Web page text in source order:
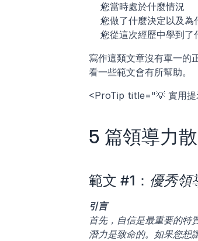
您當時處於什麼情況
您做了什麼決定以及為
您從這次經歷中學到了
寫作這類文章沒有單一的
看一些範文會有所幫助。
<ProTip title="💡 實用
5 篇領導力
範文 #1： 優秀領
引言
首先，自信是最重要的特
潛力是致命的。如果您想